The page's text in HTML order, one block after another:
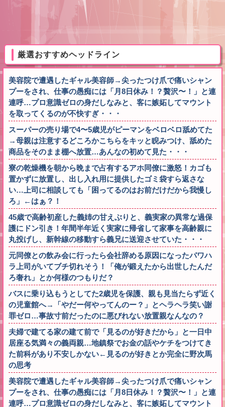
厳選おすすめヘッドライン
美容院で遭遇したギャル美容師→尖ったつけ爪で痛いシャン
プーをされ、仕事の愚痴には「月8日休み！？贅沢〜！」と連
連呼…プロ意識ゼロの身だしなみと、客に嫉妬してマウント
を取ってくるのが不快すぎ・・・
スーパーの売り場で4〜5歳児がピーマンをベロベロ舐めてた
→母親は注意するどころかこちらをキッと睨みつけ、舐めた
商品をそのまま棚へ放置…あんなの初めて見た・・・
寮の乾燥機を朝から晩まで占有するアホ同僚に激怒！カゴも
置かずに放置し、出し入れ用に提供したゴミ袋すら返さな
い…上司に相談しても「困ってるのはお前だけだから我慢し
ろ」←はぁ？！
45歳で高齢初産した義姉の甘えぶりと、義実家の異常な過保
護にドン引き！年間半年近く実家に帰省して家事を高齢親に
丸投げし、新幹線の移動すら義兄に送迎させていた・・・
元同僚との飲み会に行ったら会社辞める原因になったパワハ
ラ上司がいてブチ切れそう！「俺が鍛えたから出世したんだ
ろ奢れ」とか何様のつもりだ？
バスに乗り込もうとしてた2歳児を保護、親も見当たらず近く
の児童館へ→「やだー何やってんのー？」とヘラヘラ笑い謝
罪ゼロ…事故寸前だったのに悪びれない放置親なんなの？
夫婦で建てる家の建て前で「見るのが好きだから」と一日中
居座る気満々の義両親…地鎮祭でお金の話やケチをつけてき
た前科があり不安しかない←見るのが好きとか完全に野次馬
の思考
美容院で遭遇したギャル美容師→尖ったつけ爪で痛いシャン
プーをされ、仕事の愚痴には「月8日休み！？贅沢〜！」と連
連呼…プロ意識ゼロの身だしなみと、客に嫉妬してマウント